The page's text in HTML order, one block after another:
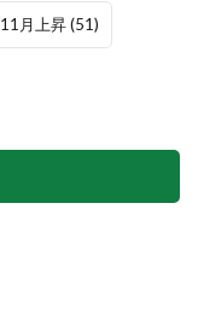
11月上昇(51)